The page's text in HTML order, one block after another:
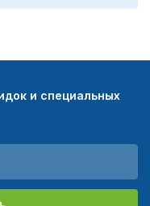
и специальных